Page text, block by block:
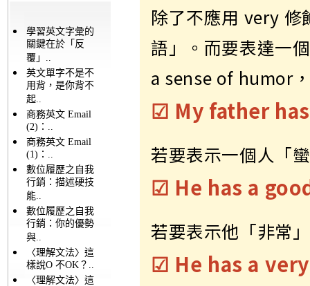
學習英文字彙的
關鍵在於「反
覆」..
英文單字不是不
用背，是你背不
起..
商務英文 Email
(2)：..
商務英文 Email
(1)：..
數位履歷之自我
行銷：描述硬技
能..
數位履歷之自我
行銷：你的優勢
與..
〈理解文法〉這
樣說O 不OK？..
〈理解文法〉這
除了不應用 very 修
語」。而要表達一
a sense of humor
☑ My father
若要表示一個人「
☑ He has a
若要表示他「非常
☑ He has a